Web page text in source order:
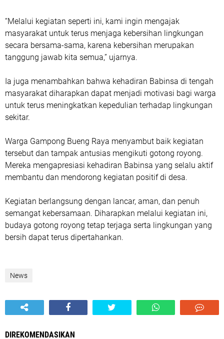
“Melalui kegiatan seperti ini, kami ingin mengajak
masyarakat untuk terus menjaga kebersihan lingkungan
secara bersama-sama, karena kebersihan merupakan
tanggung jawab kita semua,” ujarnya.
Ia juga menambahkan bahwa kehadiran Babinsa di tengah
masyarakat diharapkan dapat menjadi motivasi bagi warga
untuk terus meningkatkan kepedulian terhadap lingkungan
sekitar.
Warga Gampong Bueng Raya menyambut baik kegiatan
tersebut dan tampak antusias mengikuti gotong royong.
Mereka mengapresiasi kehadiran Babinsa yang selalu aktif
membantu dan mendorong kegiatan positif di desa.
Kegiatan berlangsung dengan lancar, aman, dan penuh
semangat kebersamaan. Diharapkan melalui kegiatan ini,
budaya gotong royong tetap terjaga serta lingkungan yang
bersih dapat terus dipertahankan.
News
DIREKOMENDASIKAN